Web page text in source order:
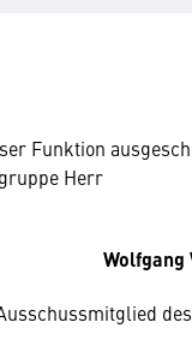
Funktion
Herr
Wolfgang